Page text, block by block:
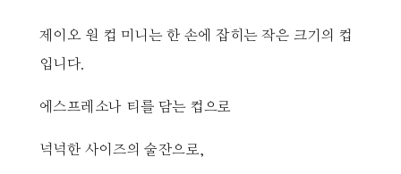
제이오 원 컵 미니는 한 손에 잡히는 작은 크기의 컵
입니다.
에스프레소나 티를 담는 컵으로
넉넉한 사이즈의 술잔으로,